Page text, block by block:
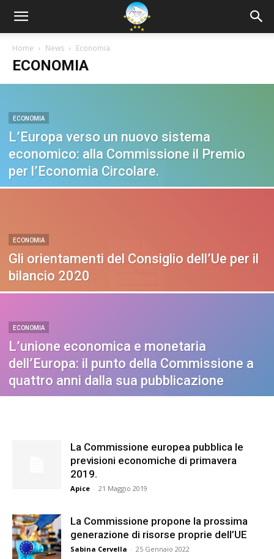
Home News Economia
ECONOMIA
ECONOMIA
L’Europa verso un nuovo sistema
economico: alla Commissione il Premio
per l’Economia Circolare.
ECONOMIA
Gli orientamenti del Consiglio dell’Ue per il
bilancio 2020
ECONOMIA
L’unione economica e monetaria
dell’Europa: il punto della Commissione a
quattro anni dalla sua pubblicazione
La Commissione europea pubblica le
previsioni economiche di primavera
2019.
Apice - 21 Maggio 2019
La Commissione propone la prossima
generazione di risorse proprie dell’UE
Sabina Cervella - 25 Gennaio 2022